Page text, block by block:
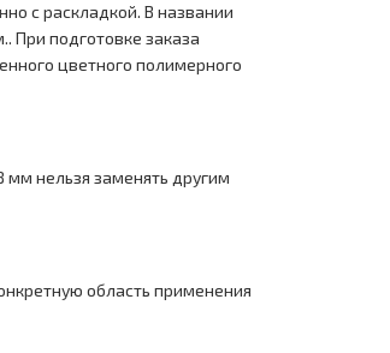
с раскладкой. В названии
При подготовке заказа
цветного полимерного
нельзя заменять другим
область применения